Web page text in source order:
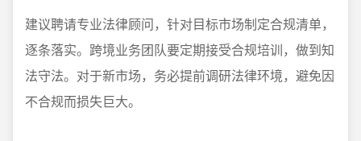
建议聘请专业法律顾问，针对目标市场制定合规清单，
逐条落实。跨境业务团队要定期接受合规培训，做到知
法守法。对于新市场，务必提前调研法律环境，避免因
不合规而损失巨大。